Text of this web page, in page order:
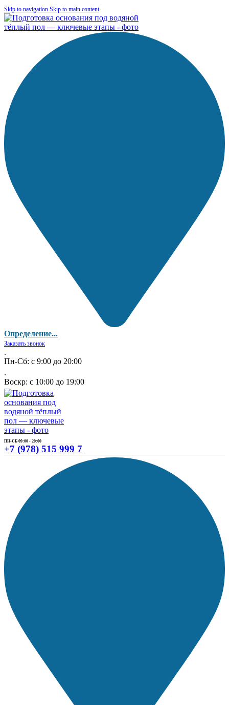
Skip to navigation Skip to main content
Определение...
Заказать звонок
.
Пн-Сб: с 9:00 до 20:00
.
Воскр: с 10:00 до 19:00
ПН-СБ 09:00 - 20:00
+7 (978) 515 999 7